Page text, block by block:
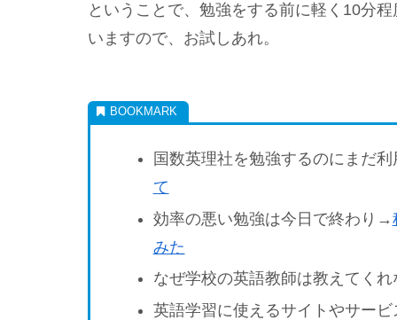
ということで、勉強をする前に軽く10分
いますので、お試しあれ。
国数英理社を勉強するのにまだ
て
効率の悪い勉強は今日で終わり→
みた
なぜ学校の英語教師は教えてく
英語学習に使えるサイトやサー